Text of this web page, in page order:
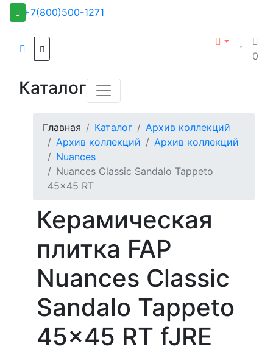
+7(800)500-1271
0
Каталог
Главная Каталог
Архив коллекций
Архив коллекций
Архив коллекций
Nuances
Nuances Classic Sandalo Tappeto
45x45 RT
Керамическая
плитка FAP
Nuances Classic
Sandalo Tappeto
45x45 RT fJRE